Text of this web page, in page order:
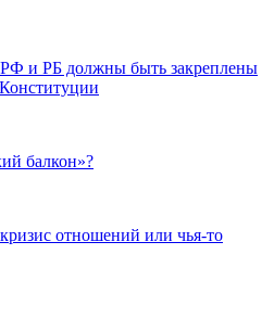
и РБ должны быть закреплены
балкон»?
отношений или чья-то